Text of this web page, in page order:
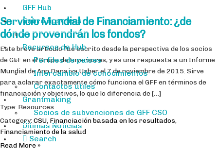
GFF Hub
Sobre nosotros
Recursos de Hub
Perfiles de países
Intercambio de conocimientos
Contactos útiles
Grantmaking
Socios de subvenciones de GFF CSO
Últimas Noticias
Search
Servicio Mundial de Financiamiento: ¿de
dónde provendrán los fondos?
Este breve artículo fue escrito desde la perspectiva de los socios
de GFF en el Grupo de Inversores, y es una respuesta a un Informe
Mundial de Ann Danaiya Usher el 7 de noviembre de 2015. Sirve
para aclarar exactamente cómo funciona el GFF en términos de
financiación y objetivos, lo que lo diferencia de […]
Type: Resources
Category:CSU, Financiación basada en los resultados,
Financiamiento de la salud
Read More »